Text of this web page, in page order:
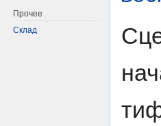
Прочее
Склад